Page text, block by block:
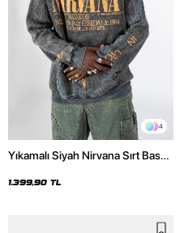
4
Yıkamalı Siyah Nirvana Sırt Baskılı
1.399,90 TL